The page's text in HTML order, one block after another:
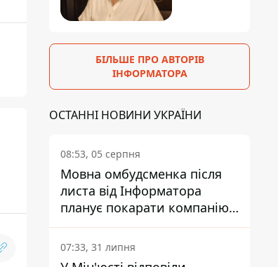
БІЛЬШЕ ПРО АВТОРІВ
ІНФОРМАТОРА
ОСТАННІ НОВИНИ УКРАЇНИ
08:53, 05 серпня
Мовна омбудсменка після
листа від Інформатора
планує покарати компанію-
підрядника ПриватБанку
07:33, 31 липня